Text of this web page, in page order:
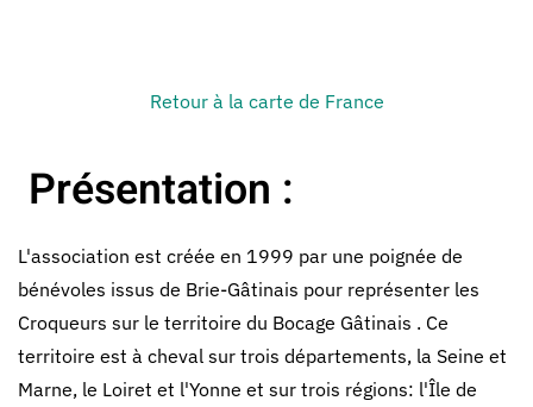
Retour à la carte de France
Présentation :
L'association est créée en 1999 par une poignée de
bénévoles issus de Brie-Gâtinais pour représenter les
Croqueurs sur le territoire du Bocage Gâtinais . Ce
territoire est à cheval sur trois départements, la Seine et
Marne, le Loiret et l'Yonne et sur trois régions: l'Île de